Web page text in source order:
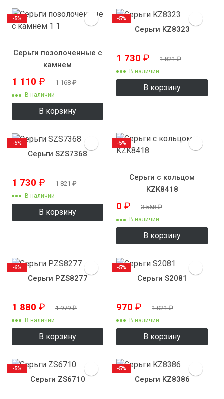
Серьги позолоченные с
камнем
1 110 ₽ 1 168₽
В наличии
В корзину
-5%
Серьги KZ8323
1 730 ₽ 1 821₽
В наличии
В корзину
-5%
Серьги SZS7368
1 730 ₽ 1 821₽
В наличии
В корзину
-5%
Серьги с кольцом
KZK8418
0 ₽ 3 568₽
В наличии
В корзину
-5%
Серьги PZS8277
1 880 ₽ 1 979₽
В наличии
В корзину
-6%
Серьги S2081
970 ₽ 1 021₽
В наличии
В корзину
-5%
Серьги ZS6710
-5%
Серьги KZ8386
-5%